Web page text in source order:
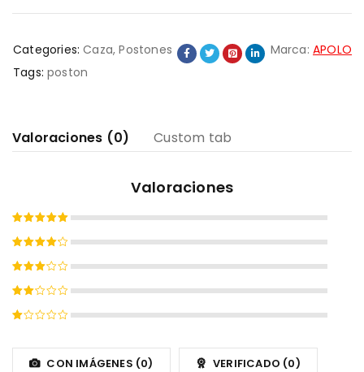
Categories: Caza,Postones
Tags: poston
Marca: APOLO
Valoraciones (0) Custom tab
Valoraciones
Valorado
con
5
5
Valorado
con
de 5
Valorado
con
3de
Valorado
con
de
con
CON IMÁGENES (0) VERIFICADO (0)